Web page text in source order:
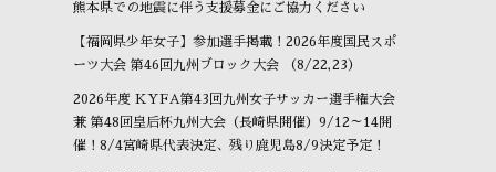
熊本県での地震に伴う支援募金にご協力ください
【福岡県少年女子】参加選手掲載！2026年度国民スポ
ーツ大会 第46回九州ブロック大会 （8/22,23）
2026年度 KYFA第43回九州女子サッカー選手権大会
兼 第48回皇后杯九州大会（長崎県開催）9/12～14開
催！8/4宮崎県代表決定、残り鹿児島8/9決定予定！